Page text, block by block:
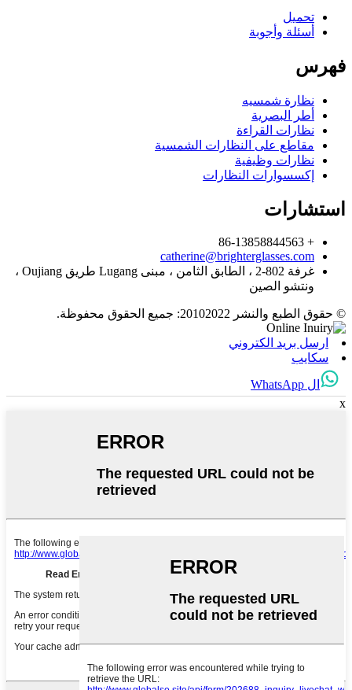
تحميل
أسئلة وأجوبة
فهرس
نظارة شمسيه
أطر البصرية
نظارات القراءة
مقاطع على النظارات الشمسية
نظارات وظيفية
إكسسوارات النظارات
استشارات
+ 86-13858844563
catherine@brighterglasses.com
غرفة 802-2 ، الطابق الثامن ، مبنى Lugang طريق Oujiang ،
ونتشو الصين
© حقوق الطبع والنشر 20102022: جميع الحقوق محفوظة.
ارسل بريد الكتروني
سكايب
ال WhatsApp
x